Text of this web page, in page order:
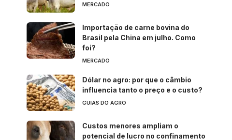
MERCADO
Importação de carne bovina do
Brasil pela China em julho. Como
foi?
MERCADO
Dólar no agro: por que o câmbio
influencia tanto o preço e o custo?
GUIAS DO AGRO
Custos menores ampliam o
potencial de lucro no confinamento